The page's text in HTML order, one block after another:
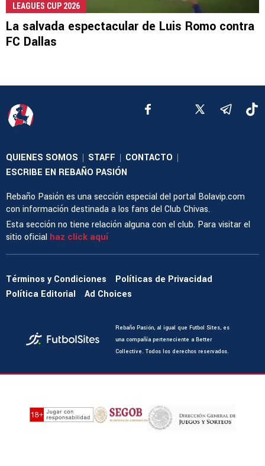
LEAGUES CUP 2026
La salvada espectacular de Luis Romo contra
FC Dallas
QUIENES SOMOS | STAFF | CONTACTO |
ESCRIBE EN REBAÑO PASIÓN
Rebaño Pasión es una sección especial del portal Bolavip.com
con información destinada a los fans del Club Chivas.
Esta sección no tiene relación alguna con el club. Para visitar el
sitio oficial haz click aquí
Términos y Condiciones
Políticas de Privacidad
Política Editorial
Ad Choices
Rebaño Pasión, al igual que Futbol Sites, es
una compañía perteneciente a Better
Collective. Todos los derechos reservados.